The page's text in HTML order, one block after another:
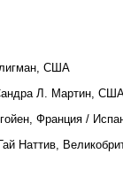
США
Л. Мартин,
Франция /
Наттив,